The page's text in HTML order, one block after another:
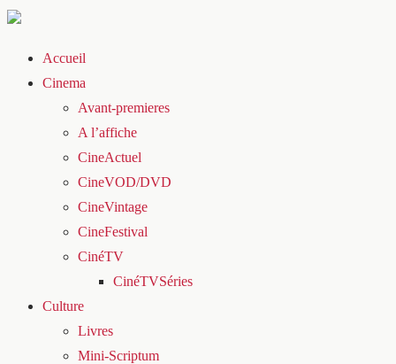
Accueil
Cinema
Avant-premieres
A l’affiche
CineActuel
CineVOD/DVD
CineVintage
CineFestival
CinéTV
CinéTVSéries
Culture
Livres
Mini-Scriptum